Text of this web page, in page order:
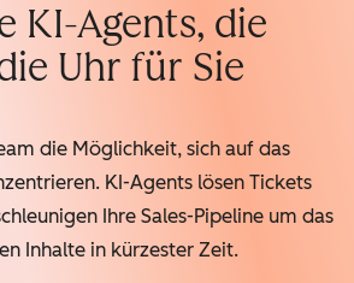
KI-Agents, die
Uhr für Sie
die Möglichkeit, sich auf das
KI-Agents lösen Tickets
Ihre Sales-Pipeline um das
Inhalte in kürzester Zeit.